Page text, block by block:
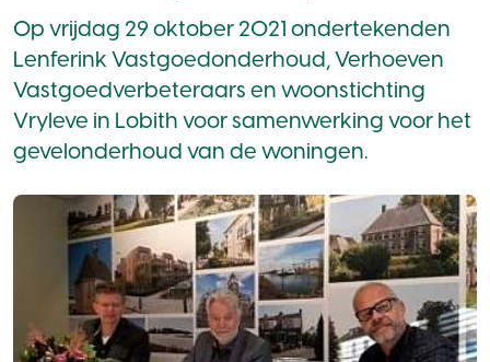
Op vrijdag 29 oktober 2021 ondertekenden
Lenferink Vastgoedonderhoud, Verhoeven
Vastgoedverbeteraars en woonstichting
Vryleve in Lobith voor samenwerking voor het
gevelonderhoud van de woningen.